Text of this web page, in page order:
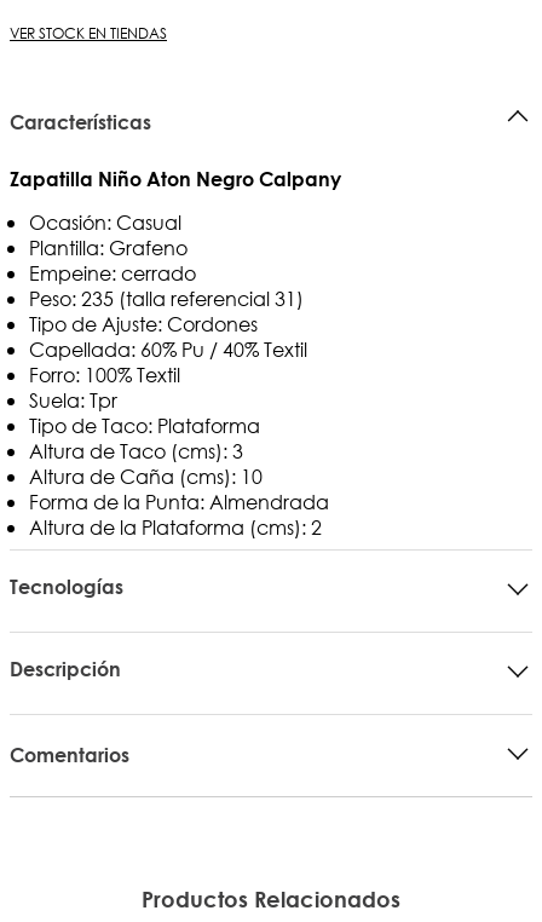
VER STOCK EN TIENDAS
Características
Zapatilla Niño Aton Negro Calpany
Ocasión: Casual
Plantilla: Grafeno
Empeine: cerrado
Peso: 235 (talla referencial 31)
Tipo de Ajuste: Cordones
Capellada: 60% Pu / 40% Textil
Forro: 100% Textil
Suela: Tpr
Tipo de Taco: Plataforma
Altura de Taco (cms): 3
Altura de Caña (cms): 10
Forma de la Punta: Almendrada
Altura de la Plataforma (cms): 2
Tecnologías
Descripción
Comentarios
Productos Relacionados